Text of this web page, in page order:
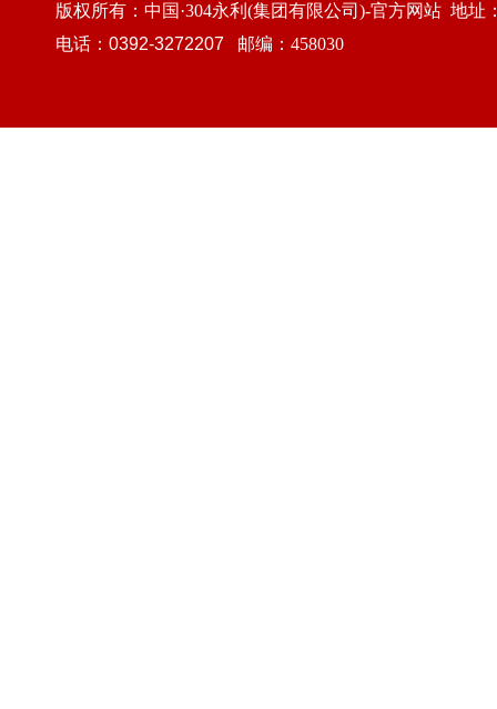
版权所有：中国·304永利(集团有限公司)-官方网站 地
电话： 0392-3272207 邮编：458030